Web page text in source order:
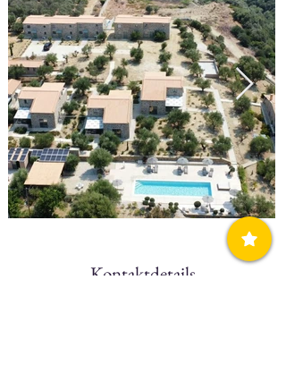
Kontaktdetails